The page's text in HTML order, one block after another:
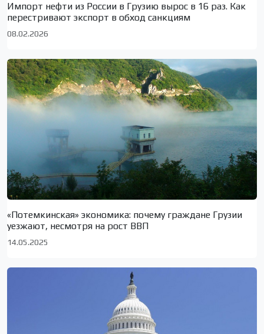
Импорт нефти из России в Грузию вырос в 16 раз. Как
перестривают экспорт в обход санкциям
08.02.2026
«Потемкинская» экономика: почему граждане Грузии
уезжают, несмотря на рост ВВП
14.05.2025